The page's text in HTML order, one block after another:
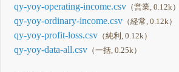
qy-yoy-operating-income.csv （営業, 0.12k）
qy-yoy-ordinary-income.csv （経常, 0.12k）
qy-yoy-profit-loss.csv （純利, 0.12k）
qy-yoy-data-all.csv （一括, 0.25k）